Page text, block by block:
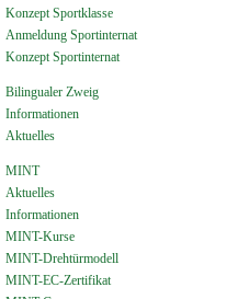
Konzept Sportklasse
Anmeldung Sportinternat
Konzept Sportinternat
Bilingualer Zweig
Informationen
Aktuelles
MINT
Aktuelles
Informationen
MINT-Kurse
MINT-Drehtürmodell
MINT-EC-Zertifikat